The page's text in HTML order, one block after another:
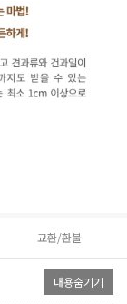
교환/환불
내용숨기기